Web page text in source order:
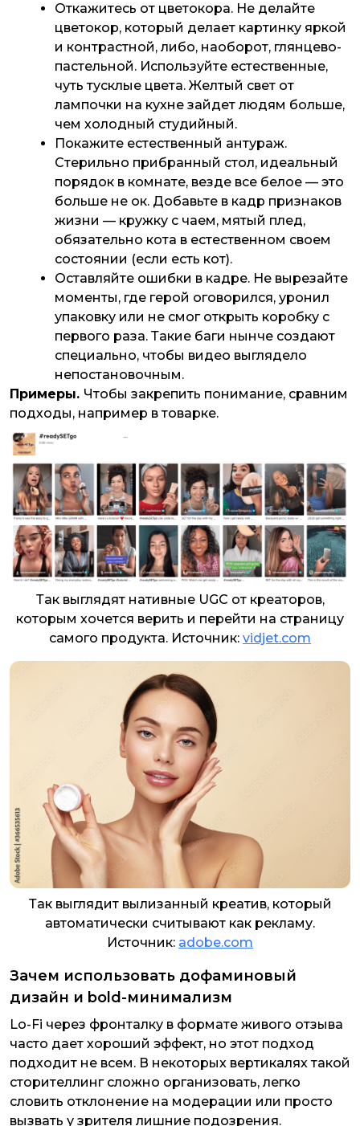
Откажитесь от цветокора. Не делайте
цветокор, который делает картинку яркой
и контрастной, либо, наоборот, глянцево-
пастельной. Используйте естественные,
чуть тусклые цвета. Желтый свет от
лампочки на кухне зайдет людям больше,
чем холодный студийный.
Покажите естественный антураж.
Стерильно прибранный стол, идеальный
порядок в комнате, везде все белое — это
больше не ок. Добавьте в кадр признаков
жизни — кружку с чаем, мятый плед,
обязательно кота в естественном своем
состоянии (если есть кот).
Оставляйте ошибки в кадре. Не вырезайте
моменты, где герой оговорился, уронил
упаковку или не смог открыть коробку с
первого раза. Такие баги нынче создают
специально, чтобы видео выглядело
непостановочным.
Примеры. Чтобы закрепить понимание, сравним
подходы, например в товарке.
Так выглядят нативные UGC от креаторов,
которым хочется верить и перейти на страницу
самого продукта. Источник: vidjet.com
Так выглядит вылизанный креатив, который
автоматически считывают как рекламу.
Источник: adobe.com
Зачем использовать дофаминовый
дизайн и bold-минимализм
Lo-Fi через фронталку в формате живого отзыва
часто дает хороший эффект, но этот подход
подходит не всем. В некоторых вертикалях такой
сторителлинг сложно организовать, легко
словить отклонение на модерации или просто
вызвать у зрителя лишние подозрения.